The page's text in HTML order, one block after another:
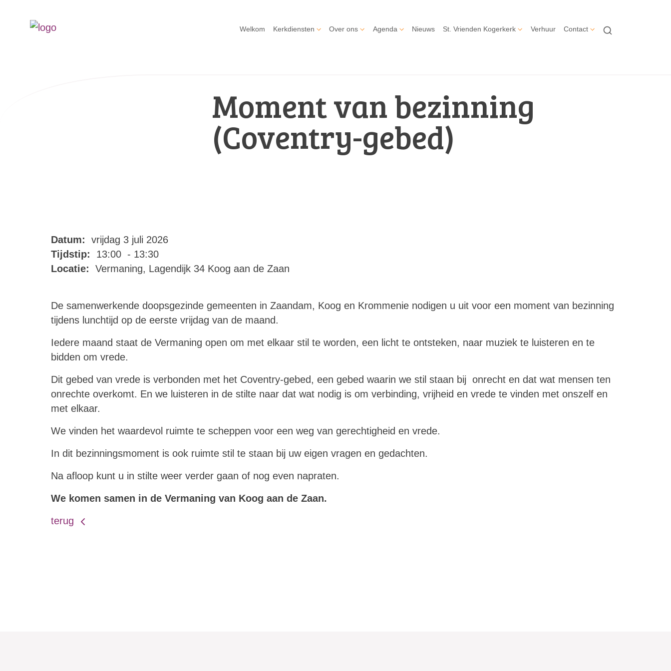
Welkom Kerkdiensten Over ons Agenda Nieuws St. Vrienden Kogerkerk Verhuur Contact
Moment van bezinning
(Coventry-gebed)
Datum:
vrijdag 3 juli 2026
Tijdstip:
13:00 - 13:30
Locatie:
Vermaning, Lagendijk 34 Koog aan de Zaan
De samenwerkende doopsgezinde gemeenten in Zaandam, Koog en Krommenie nodigen u uit voor een moment van bezinning
tijdens lunchtijd op de eerste vrijdag van de maand.
Iedere maand staat de Vermaning open om met elkaar stil te worden, een licht te ontsteken, naar muziek te luisteren en te
bidden om vrede.
Dit gebed van vrede is verbonden met het Coventry-gebed, een gebed waarin we stil staan bij onrecht en dat wat mensen ten
onrechte overkomt. En we luisteren in de stilte naar dat wat nodig is om verbinding, vrijheid en vrede te vinden met onszelf en
met elkaar.
We vinden het waardevol ruimte te scheppen voor een weg van gerechtigheid en vrede.
In dit bezinningsmoment is ook ruimte stil te staan bij uw eigen vragen en gedachten.
Na afloop kunt u in stilte weer verder gaan of nog even napraten.
We komen samen in de Vermaning van Koog aan de Zaan.
terug